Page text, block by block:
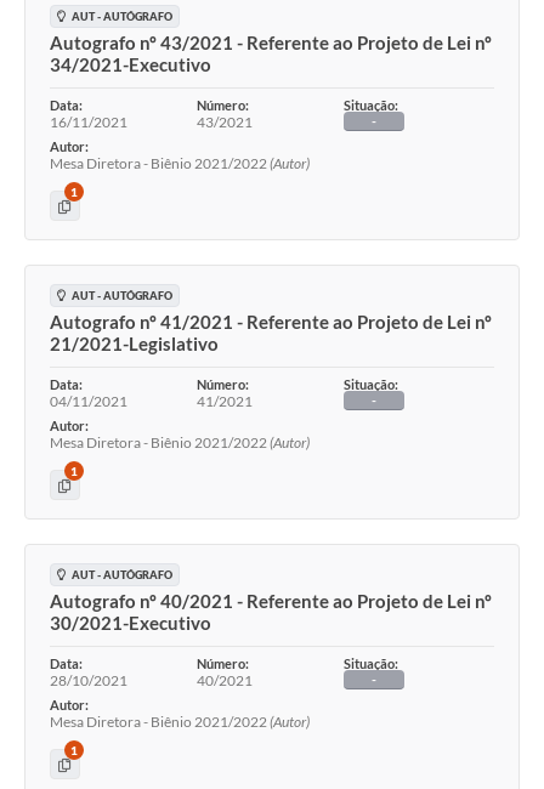
AUT - AUTÓGRAFO
Autografo nº 43/2021 - Referente ao Projeto de Lei nº
34/2021-Executivo
Data:
16/11/2021
Número:
43/2021
Situação:
-
Autor:
Mesa Diretora - Biênio 2021/2022(Autor)
1
AUT - AUTÓGRAFO
Autografo nº 41/2021 - Referente ao Projeto de Lei nº
21/2021-Legislativo
Data:
04/11/2021
Número:
41/2021
Situação:
-
Autor:
Mesa Diretora - Biênio 2021/2022(Autor)
1
AUT - AUTÓGRAFO
Autografo nº 40/2021 - Referente ao Projeto de Lei nº
30/2021-Executivo
Data:
28/10/2021
Número:
40/2021
Situação:
-
Autor:
Mesa Diretora - Biênio 2021/2022(Autor)
1